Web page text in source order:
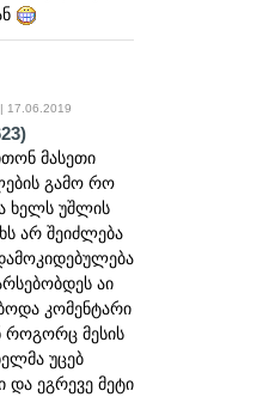
17.06.2019
მასეთი
გამო რო
ხელს უშლის
არ შეიძლება
აი
კომენტარი
როგორც მესის
უცებ
და ეგრევე მეტი